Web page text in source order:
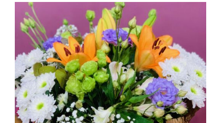
AÑADIR AL CARRITO
/
DETALLES